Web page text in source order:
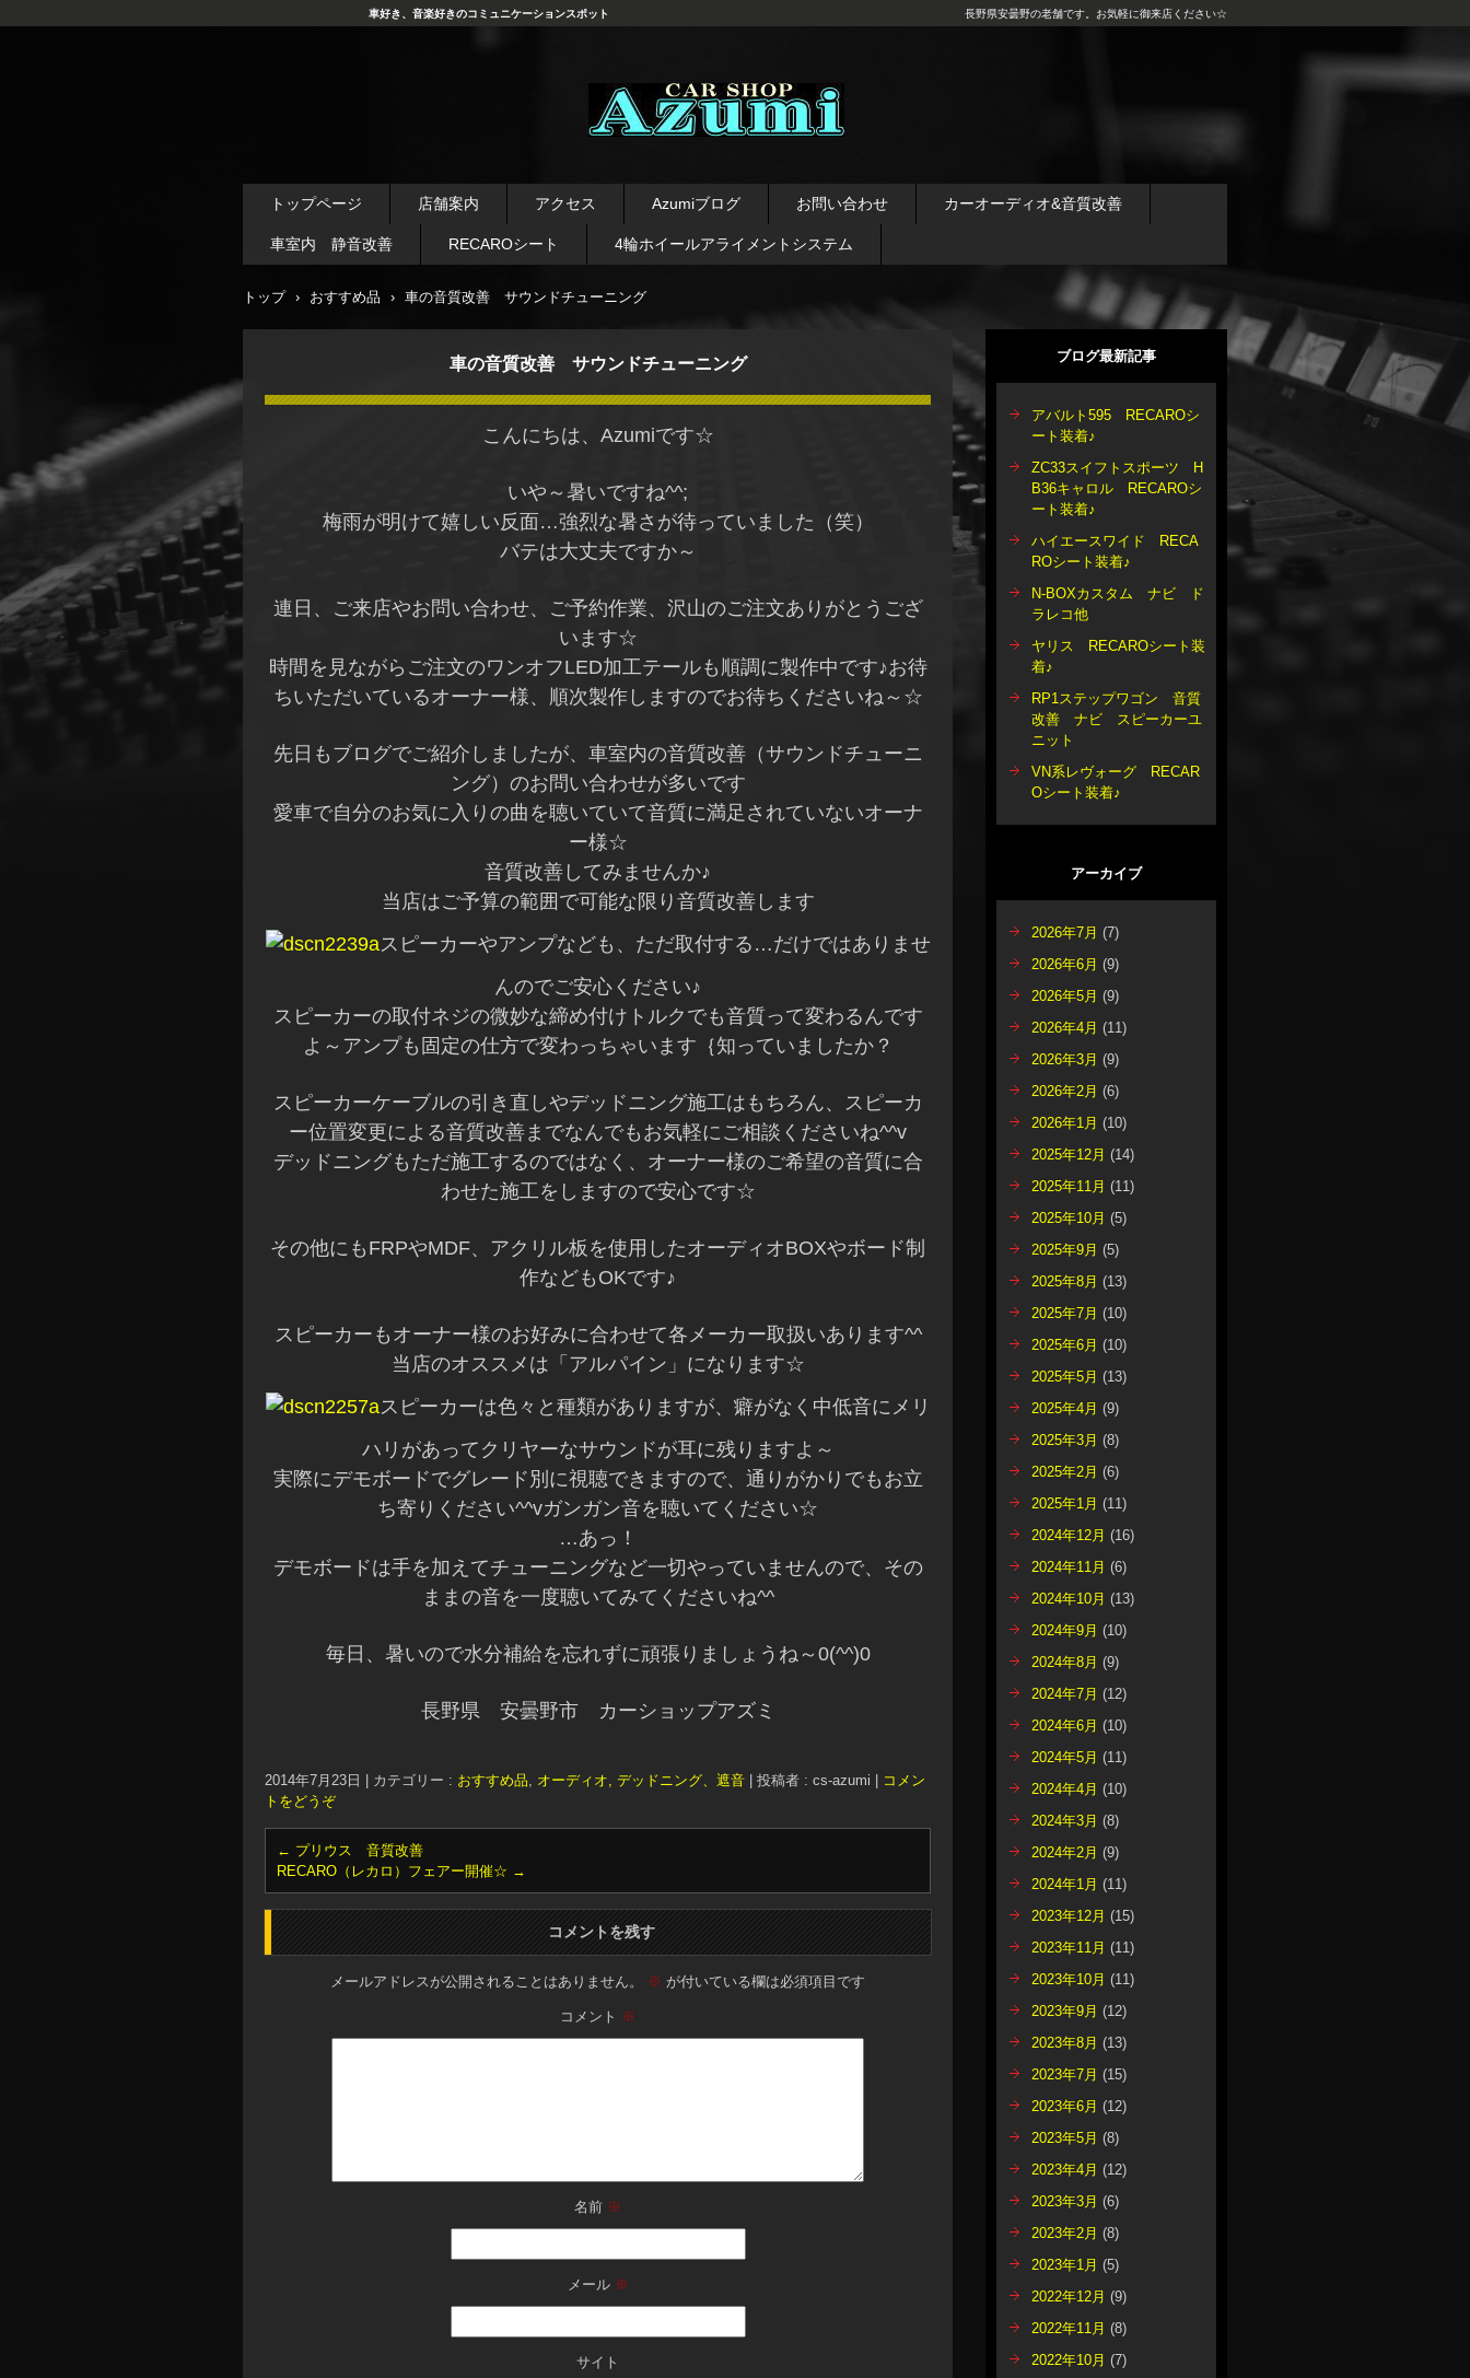
イール デッドニング カーオ
ーディオ レカロシート
車好き、音楽好きのコミュニケーションスポット 長野県安曇野の老舗です。お気軽に御来店ください☆
トップページ 店舗案内 アクセス Azumiブログ お問い合わせ カーオーディオ&音質改善
車室内 静音改善 RECAROシート 4輪ホイールアライメントシステム
トップ › おすすめ品 › 車の音質改善 サウンドチューニング
車の音質改善 サウンドチューニング
こんにちは、Azumiです☆
いや～暑いですね^^;
梅雨が明けて嬉しい反面…強烈な暑さが待っていました（笑）
バテは大丈夫ですか～
連日、ご来店やお問い合わせ、ご予約作業、沢山のご注文ありがとうござ
います☆
時間を見ながらご注文のワンオフLED加工テールも順調に製作中です♪お待
ちいただいているオーナー様、順次製作しますのでお待ちくださいね～☆
先日もブログでご紹介しましたが、車室内の音質改善（サウンドチューニ
ング）のお問い合わせが多いです
愛車で自分のお気に入りの曲を聴いていて音質に満足されていないオーナ
ー様☆
音質改善してみませんか♪
当店はご予算の範囲で可能な限り音質改善します
スピーカーやアンプなども、ただ取付する…だけではありませ
んのでご安心ください♪
スピーカーの取付ネジの微妙な締め付けトルクでも音質って変わるんです
よ～アンプも固定の仕方で変わっちゃいます｛知っていましたか？
スピーカーケーブルの引き直しやデッドニング施工はもちろん、スピーカ
ー位置変更による音質改善までなんでもお気軽にご相談くださいね^^v
デッドニングもただ施工するのではなく、オーナー様のご希望の音質に合
わせた施工をしますので安心です☆
その他にもFRPやMDF、アクリル板を使用したオーディオBOXやボード制
作などもOKです♪
スピーカーもオーナー様のお好みに合わせて各メーカー取扱いあります^^
当店のオススメは「アルパイン」になります☆
スピーカーは色々と種類がありますが、癖がなく中低音にメリ
ハリがあってクリヤーなサウンドが耳に残りますよ～
実際にデモボードでグレード別に視聴できますので、通りがかりでもお立
ち寄りください^^vガンガン音を聴いてください☆
…あっ！
デモボードは手を加えてチューニングなど一切やっていませんので、その
ままの音を一度聴いてみてくださいね^^
毎日、暑いので水分補給を忘れずに頑張りましょうね～0(^^)0
長野県 安曇野市 カーショップアズミ
2014年7月23日 カテゴリー : おすすめ品, オーディオ, デッドニング、遮音 投稿者 : cs-azumi
コメン
トをどうぞ
← プリウス 音質改善
RECARO（レカロ）フェアー開催☆ →
コメントを残す
メールアドレスが公開されることはありません。 ※ が付いている欄は必須項目です
コメント ※
名前 ※
メール ※
サイト
ブログ最新記事
アバルト595 RECAROシ
ート装着♪
ZC33スイフトスポーツ H
B36キャロル RECAROシ
ート装着♪
ハイエースワイド RECA
ROシート装着♪
N-BOXカスタム ナビ ド
ラレコ他
ヤリス RECAROシート装
着♪
RP1ステップワゴン 音質
改善 ナビ スピーカーユ
ニット
VN系レヴォーグ RECAR
Oシート装着♪
アーカイブ
2026年7月 (7)
2026年6月 (9)
2026年5月 (9)
2026年4月 (11)
2026年3月 (9)
2026年2月 (6)
2026年1月 (10)
2025年12月 (14)
2025年11月 (11)
2025年10月 (5)
2025年9月 (5)
2025年8月 (13)
2025年7月 (10)
2025年6月 (10)
2025年5月 (13)
2025年4月 (9)
2025年3月 (8)
2025年2月 (6)
2025年1月 (11)
2024年12月 (16)
2024年11月 (6)
2024年10月 (13)
2024年9月 (10)
2024年8月 (9)
2024年7月 (12)
2024年6月 (10)
2024年5月 (11)
2024年4月 (10)
2024年3月 (8)
2024年2月 (9)
2024年1月 (11)
2023年12月 (15)
2023年11月 (11)
2023年10月 (11)
2023年9月 (12)
2023年8月 (13)
2023年7月 (15)
2023年6月 (12)
2023年5月 (8)
2023年4月 (12)
2023年3月 (6)
2023年2月 (8)
2023年1月 (5)
2022年12月 (9)
2022年11月 (8)
2022年10月 (7)